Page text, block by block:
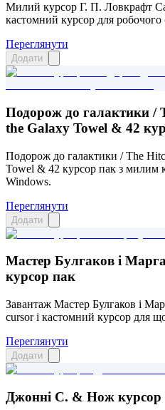
Милий курсор Г. П. Ловкрафт
кастомний курсор для робочого
Переглянути
Додати
Подорож до галактики /
the Galaxy Towel & 42
Подорож до галактики / The
Towel & 42 курсор пак з милим
Windows.
Переглянути
Додати
Мастер Булгаков і
курсор пак
Завантаж Мастер Булгаков і
cursor і кастомний курсор для
Переглянути
Додати
Джонні С. & Нож курсор